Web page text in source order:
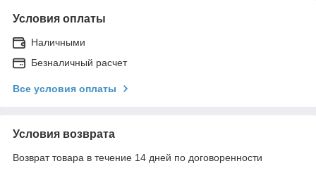
Условия оплаты
Наличными
Безналичный расчет
Все условия оплаты
Условия возврата
Возврат товара в течение 14 дней по договоренности